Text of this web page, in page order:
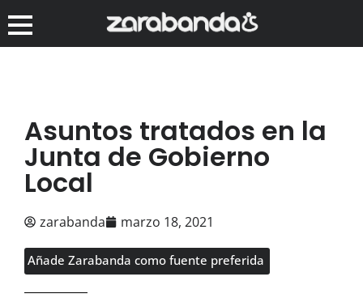
Asuntos tratados en la
Junta de Gobierno
Local
zarabanda marzo 18, 2021
Añade Zarabanda como fuente preferida